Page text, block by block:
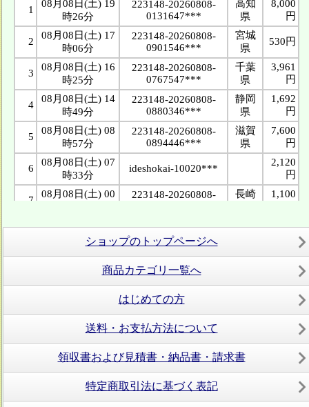
ショップのトップページへ
商品カテゴリ一覧へ
はじめての方
送料・お支払方法について
領収書および見積書・納品書・請求書
特定商取引法に基づく表記